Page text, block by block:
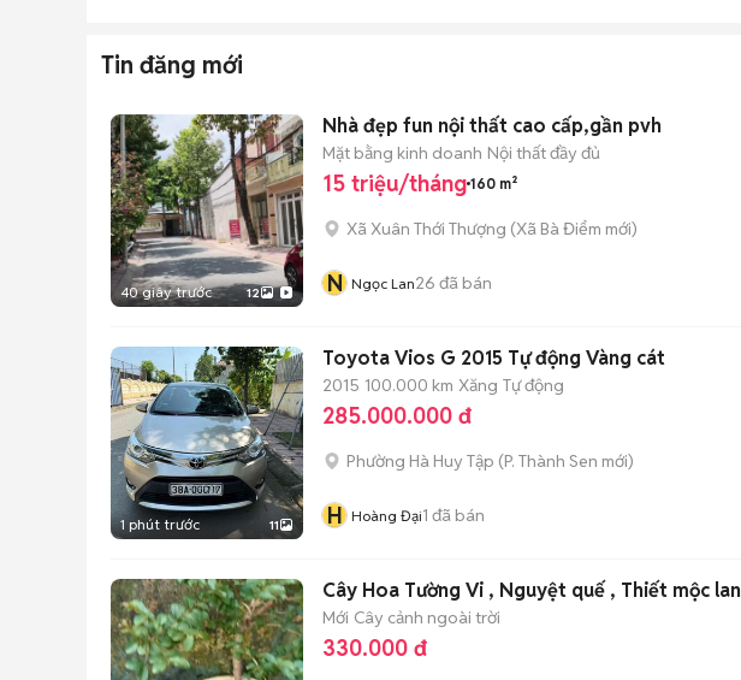
Tin đăng mới
40 giây trước 12
Nhà đẹp fun nội thất cao cấp,gần pvh
Mặt bằng kinh doanh Nội thất đầy đủ
15 triệu/tháng 160 m²
Xã Xuân Thới Thượng (Xã Bà Điểm mới)
N Ngọc Lan26 đã bán
1 phút trước 11
Toyota Vios G 2015 Tự động Vàng cát
2015 100.000 km Xăng Tự động
285.000.000 đ
Phường Hà Huy Tập (P. Thành Sen mới)
H Hoàng Đại1 đã bán
Cây Hoa Tường Vi , Nguyệt quế , Thiết mộc lan
Mới Cây cảnh ngoài trời
330.000 đ